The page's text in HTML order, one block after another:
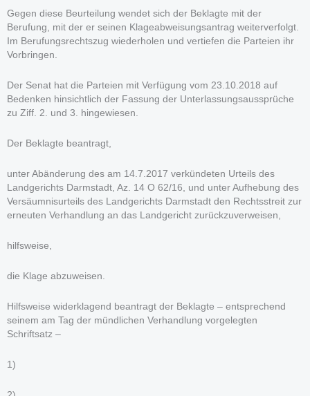
Gegen diese Beurteilung wendet sich der Beklagte mit der
Berufung, mit der er seinen Klageabweisungsantrag weiterverfolgt.
Im Berufungsrechtszug wiederholen und vertiefen die Parteien ihr
Vorbringen.
Der Senat hat die Parteien mit Verfügung vom 23.10.2018 auf
Bedenken hinsichtlich der Fassung der Unterlassungsaussprüche
zu Ziff. 2. und 3. hingewiesen.
Der Beklagte beantragt,
unter Abänderung des am 14.7.2017 verkündeten Urteils des
Landgerichts Darmstadt, Az. 14 O 62/16, und unter Aufhebung des
Versäumnisurteils des Landgerichts Darmstadt den Rechtsstreit zur
erneuten Verhandlung an das Landgericht zurückzuverweisen,
hilfsweise,
die Klage abzuweisen.
Hilfsweise widerklagend beantragt der Beklagte – entsprechend
seinem am Tag der mündlichen Verhandlung vorgelegten
Schriftsatz –
1)